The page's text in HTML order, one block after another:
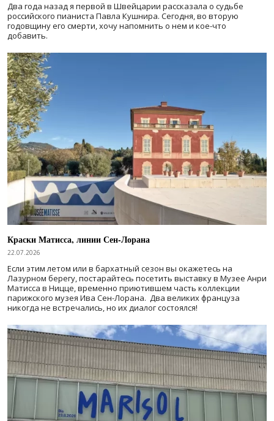
Два года назад я первой в Швейцарии рассказала о судьбе
российского пианиста Павла Кушнира. Сегодня, во вторую
годовщину его смерти, хочу напомнить о нем и кое-что
добавить.
Краски Матисса, линии Сен-Лорана
22.07.2026
Если этим летом или в бархатный сезон вы окажетесь на
Лазурном берегу, постарайтесь посетить выставку в Музее Анри
Матисса в Ницце, временно приютившем часть коллекции
парижского музея Ива Сен-Лорана. Два великих француза
никогда не встречались, но их диалог состоялся!